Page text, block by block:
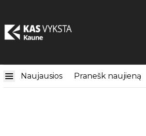
Naujausios Pranešk naujieną